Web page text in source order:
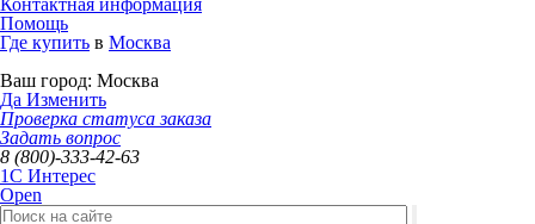
Помощь
Где купить в Москва
Ваш город: Москва
Да Изменить
Проверка статуса заказа
Задать вопрос
8 (800)-333-42-63
1C Интерес
Open